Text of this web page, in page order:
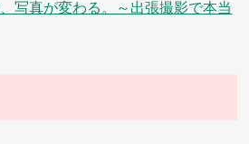
写真が変わる。～出張撮影で本当